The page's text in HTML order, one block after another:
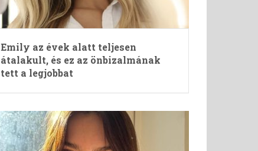
Emily az évek alatt teljesen
átalakult, és ez az önbizalmának
tett a legjobbat